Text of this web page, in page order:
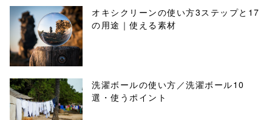
オキシクリーンの使い方3ステップと17
の用途｜使える素材
洗濯ボールの使い方／洗濯ボール10
選・使うポイント